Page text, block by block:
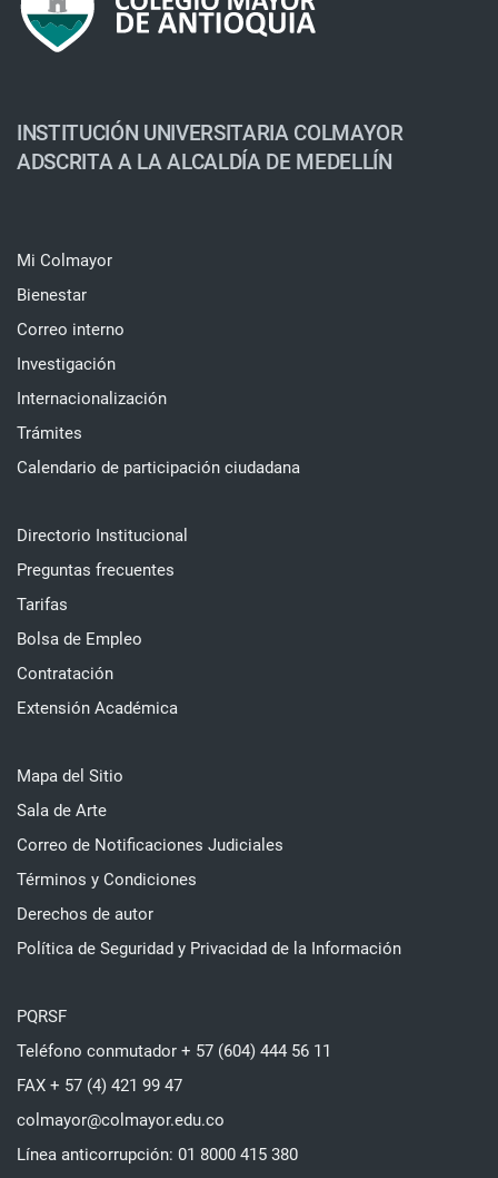
INSTITUCIÓN UNIVERSITARIA COLMAYOR
ADSCRITA A LA ALCALDÍA DE MEDELLÍN
Mi Colmayor
Bienestar
Correo interno
Investigación
Internacionalización
Trámites
Calendario de participación ciudadana
Directorio Institucional
Preguntas frecuentes
Tarifas
Bolsa de Empleo
Contratación
Extensión Académica
Mapa del Sitio
Sala de Arte
Correo de Notificaciones Judiciales
Términos y Condiciones
Derechos de autor
Política de Seguridad y Privacidad de la Información
PQRSF
Teléfono conmutador + 57 (604) 444 56 11
FAX + 57 (4) 421 99 47
colmayor@colmayor.edu.co
Línea anticorrupción: 01 8000 415 380